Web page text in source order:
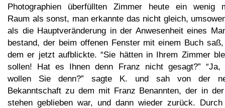
Photographien überfüllten Zimmer heute ein wenig
Raum als sonst, man erkannte das nicht gleich,
als die Hauptveränderung in der Anwesenheit eines
bestand, der beim offenen Fenster mit einem Buch
dem er jetzt aufblickte. “Sie hätten in Ihrem Zimmer
sollen! Hat es Ihnen denn Franz nicht gesagt?” “Ja,
wollen Sie denn?” sagte K. und sah von der
Bekanntschaft zu dem mit Franz Benannten, der in
stehen geblieben war, und dann wieder zurück.